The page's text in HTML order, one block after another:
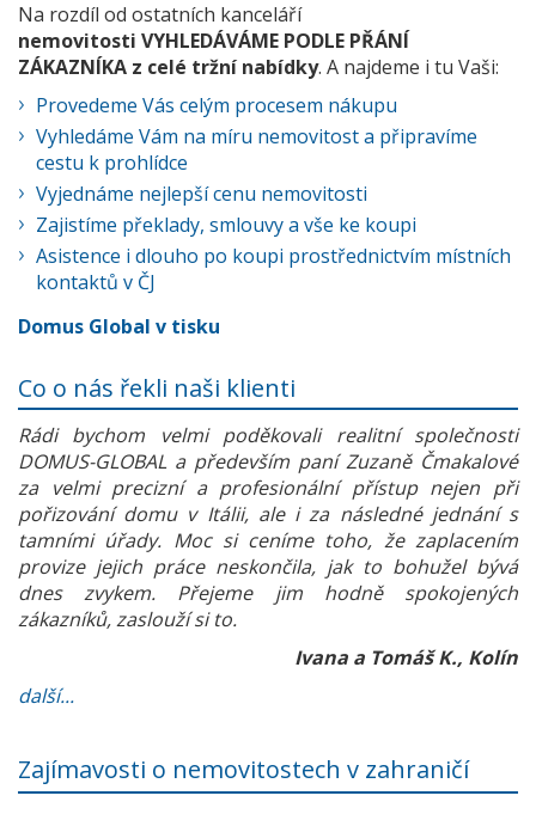
Na rozdíl od ostatních kanceláří
nemovitosti VYHLEDÁVÁME PODLE PŘÁNÍ
ZÁKAZNÍKA z celé tržní nabídky. A najdeme i tu Vaši:
Provedeme Vás celým procesem nákupu
Vyhledáme Vám na míru nemovitost a připravíme
cestu k prohlídce
Vyjednáme nejlepší cenu nemovitosti
Zajistíme překlady, smlouvy a vše ke koupi
Asistence i dlouho po koupi prostřednictvím místních
kontaktů v ČJ
Domus Global v tisku
Co o nás řekli naši klienti
Rádi bychom velmi poděkovali realitní společnosti
DOMUS-GLOBAL a především paní Zuzaně Čmakalové
za velmi precizní a profesionální přístup nejen při
pořizování domu v Itálii, ale i za následné jednání s
tamními úřady. Moc si ceníme toho, že zaplacením
provize jejich práce neskončila, jak to bohužel bývá
dnes zvykem. Přejeme jim hodně spokojených
zákazníků, zaslouží si to.
Ivana a Tomáš K., Kolín
další...
Zajímavosti o nemovitostech v zahraničí